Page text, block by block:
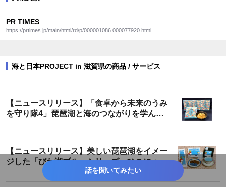
PR TIMES
https://prtimes.jp/main/html/rd/p/000001086.000077920.html
海と日本PROJECT in 滋賀県の商品 / サービス
【ニュースリリース】「食卓から未来のうみ
を守り隊4」琵琶湖と海のつながりを学んだ
ごはんの素」が販売開始！
【ニュースリリース】美しい琵琶湖をイメー
ジした「びわ湖ブルーシリーズ」ひこにゃん
パッケージとなって新登場！話を聞いてみたい